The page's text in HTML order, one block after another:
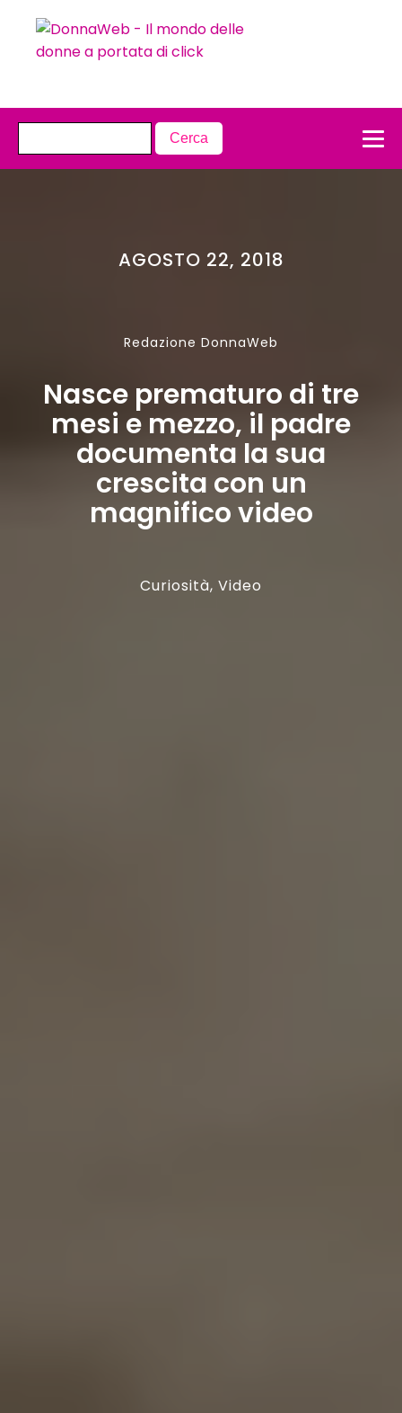
AGOSTO 22, 2018
Redazione DonnaWeb
Nasce prematuro di tre
mesi e mezzo, il padre
documenta la sua
crescita con un
magnifico video
Curiosità, Video